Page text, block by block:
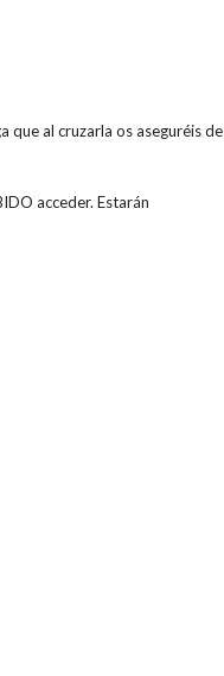
que al cruzarla os aseguréis de
acceder. Estarán